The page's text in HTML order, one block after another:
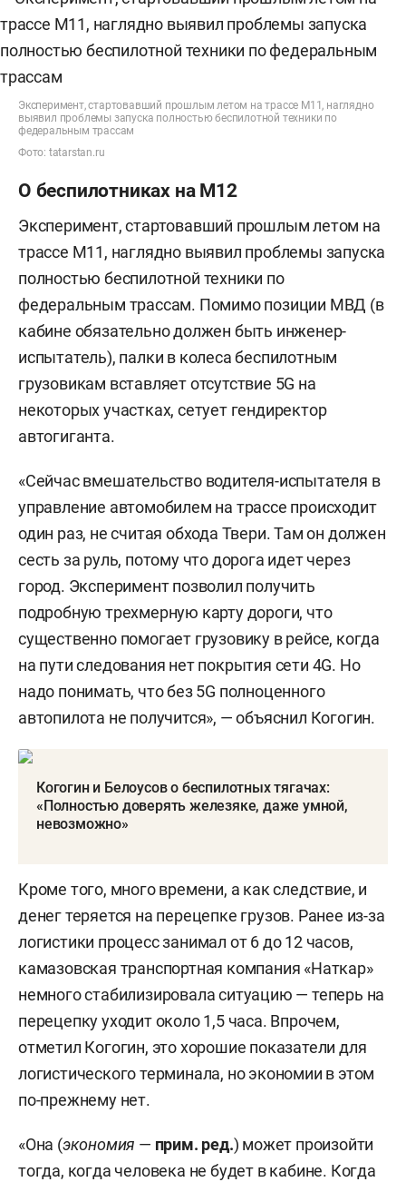
Эксперимент, стартовавший прошлым летом на трассе М11, наглядно
выявил проблемы запуска полностью беспилотной техники по
федеральным трассам
Фото: tatarstan.ru
О беспилотниках на М12
Эксперимент, стартовавший прошлым летом на
трассе М11, наглядно выявил проблемы запуска
полностью беспилотной техники по
федеральным трассам. Помимо позиции МВД (в
кабине обязательно должен быть инженер-
испытатель), палки в колеса беспилотным
грузовикам вставляет отсутствие 5G на
некоторых участках, сетует гендиректор
автогиганта.
«Сейчас вмешательство водителя-испытателя в
управление автомобилем на трассе происходит
один раз, не считая обхода Твери. Там он должен
сесть за руль, потому что дорога идет через
город. Эксперимент позволил получить
подробную трехмерную карту дороги, что
существенно помогает грузовику в рейсе, когда
на пути следования нет покрытия сети 4G. Но
надо понимать, что без 5G полноценного
автопилота не получится», — объяснил Когогин.
Когогин и Белоусов о беспилотных тягачах:
«Полностью доверять железяке, даже умной,
невозможно»
Кроме того, много времени, а как следствие, и
денег теряется на перецепке грузов. Ранее из-за
логистики процесс занимал от 6 до 12 часов,
камазовская транспортная компания «Наткар»
немного стабилизировала ситуацию — теперь на
перецепку уходит около 1,5 часа. Впрочем,
отметил Когогин, это хорошие показатели для
логистического терминала, но экономии в этом
по-прежнему нет.
«Она (экономия — прим. ред.) может произойти
тогда, когда человека не будет в кабине. Когда